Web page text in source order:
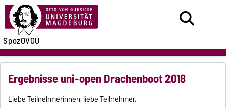
SpozOVGU
Ergebnisse uni-open Drachenboot 2018
Liebe Teilnehmerinnen, liebe Teilnehmer,